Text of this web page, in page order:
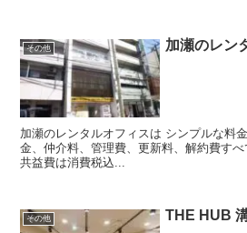
その他 加瀬のレン
加瀬のレンタルオフィスは シンプルな料
金、仲介料、管理費、更新料、解約費す
共益費は消費税込...
その他 THE HUB